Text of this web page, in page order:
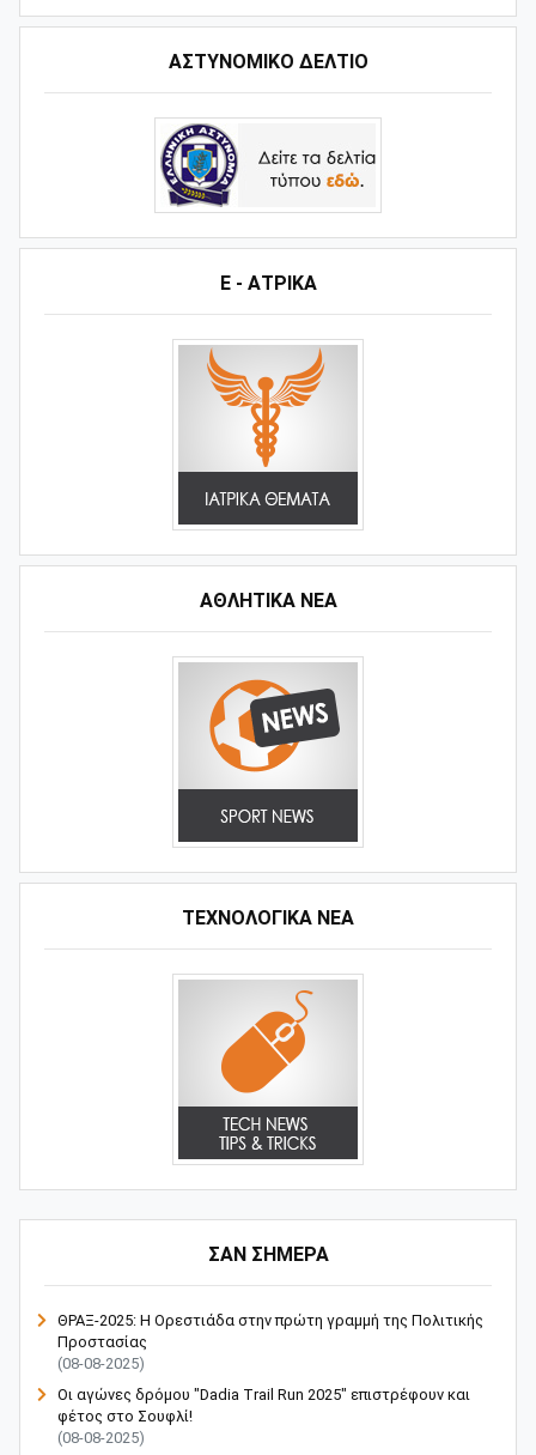
ΑΣΤΥΝΟΜΙΚΟ ΔΕΛΤΙΟ
Ε - ΑΤΡΙΚΑ
ΑΘΛΗΤΙΚΆ ΝΈΑ
ΤΕΧΝΟΛΟΓΙΚΑ ΝΕΑ
ΣΑΝ ΣΗΜΕΡΑ
ΘΡΑΞ-2025: Η Ορεστιάδα στην πρώτη γραμμή της Πολιτικής
Προστασίας
(08-08-2025)
Οι αγώνες δρόμου "Dadia Trail Run 2025" επιστρέφουν και
φέτος στο Σουφλί!
(08-08-2025)